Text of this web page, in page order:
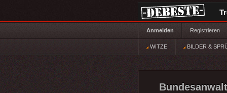
Anmelden Registrieren
WITZE BILDER &